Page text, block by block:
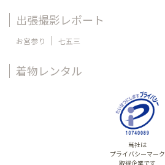
出張撮影レポート
お宮参り 七五三
着物レンタル
当社は
プライバシーマーク
取得企業です